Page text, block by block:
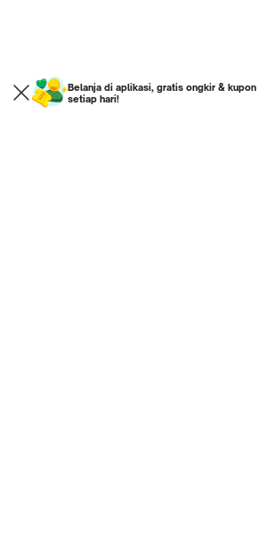
Belanja di aplikasi, gratis ongkir &
setiap hari!